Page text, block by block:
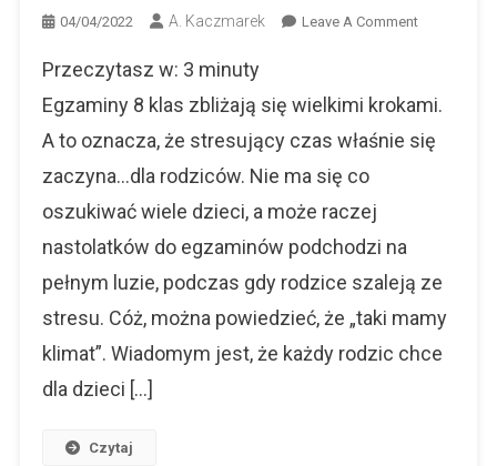
04/04/2022 A. Kaczmarek Leave A CommentOn
Rodzic
Pomóc
Przeczytasz w: 3 minuty
Egzaminy 8 klas zbliżają się wielkimi krokami.
A to oznacza, że stresujący czas właśnie się
zaczyna…dla rodziców. Nie ma się co
oszukiwać wiele dzieci, a może raczej
nastolatków do egzaminów podchodzi na
pełnym luzie, podczas gdy rodzice szaleją ze
stresu. Cóż, można powiedzieć, że „taki mamy
klimat”. Wiadomym jest, że każdy rodzic chce
dla dzieci […]
Czytaj